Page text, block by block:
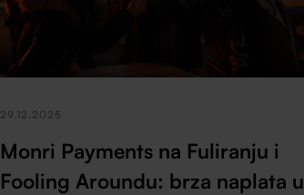
29.12.2025
Monri Payments na Fuliranju i
Fooling Aroundu: brza naplata u